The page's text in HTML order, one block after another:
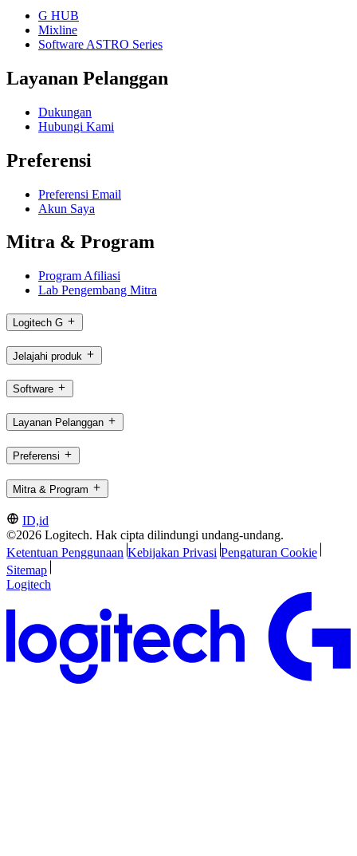
G HUB
Mixline
Software ASTRO Series
Layanan Pelanggan
Dukungan
Hubungi Kami
Preferensi
Preferensi Email
Akun Saya
Mitra & Program
Program Afiliasi
Lab Pengembang Mitra
Logitech G
Jelajahi produk
Software
Layanan Pelanggan
Preferensi
Mitra & Program
ID,id
©2026 Logitech. Hak cipta dilindungi undang-undang.
Ketentuan Penggunaan Kebijakan Privasi Pengaturan Cookie
Sitemap
Logitech